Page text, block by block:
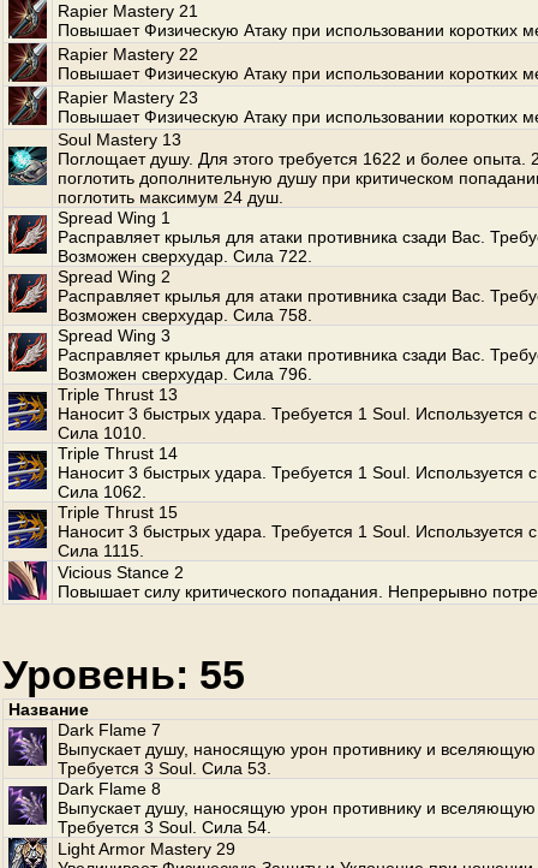
Rapier Mastery 21
Повышает Физическую Атаку при использовании коротких
Rapier Mastery 22
Повышает Физическую Атаку при использовании коротких
Rapier Mastery 23
Повышает Физическую Атаку при использовании коротких
Soul Mastery 13
Поглощает душу. Для этого требуется 1622 и более опыта.
поглотить дополнительную душу при критическом
поглотить максимум 24 душ.
Spread Wing 1
Расправляет крылья для атаки противника сзади Вас.
Возможен сверхудар. Сила 722.
Spread Wing 2
Расправляет крылья для атаки противника сзади Вас.
Возможен сверхудар. Сила 758.
Spread Wing 3
Расправляет крылья для атаки противника сзади Вас.
Возможен сверхудар. Сила 796.
Triple Thrust 13
Наносит 3 быстрых удара. Требуется 1 Soul. Используется
Сила 1010.
Triple Thrust 14
Наносит 3 быстрых удара. Требуется 1 Soul. Используется
Сила 1062.
Triple Thrust 15
Наносит 3 быстрых удара. Требуется 1 Soul. Используется
Сила 1115.
Vicious Stance 2
Повышает силу критического попадания. Непрерывно
Уровень: 55
Название
Dark Flame 7
Выпускает душу, наносящую урон противнику и вселяющую
Требуется 3 Soul. Сила 53.
Dark Flame 8
Выпускает душу, наносящую урон противнику и вселяющую
Требуется 3 Soul. Сила 54.
Light Armor Mastery 29